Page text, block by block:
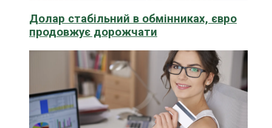
Долар стабільний в обмінниках, євро
продовжує дорожчати